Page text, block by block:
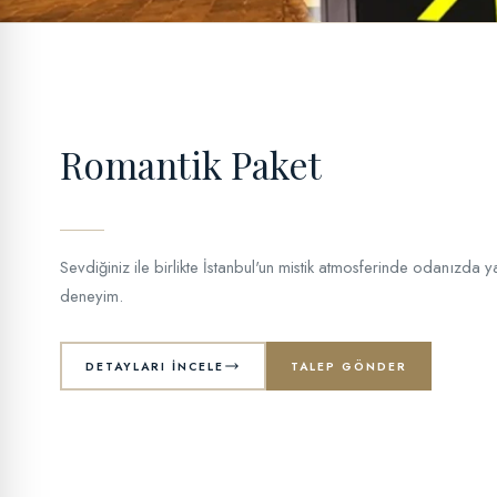
Romantik Paket
Sevdiğiniz ile birlikte İstanbul'un mistik atmosferinde odanızda
deneyim.
DETAYLARI İNCELE TALEP GÖNDER